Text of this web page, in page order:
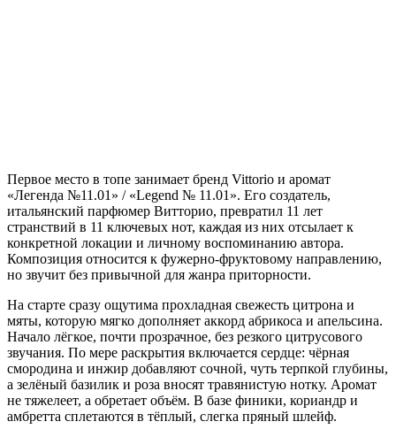
Первое место в топе занимает бренд Vittorio и аромат
«Легенда №11.01» / «Legend № 11.01». Его создатель,
итальянский парфюмер Витторио, превратил 11 лет
странствий в 11 ключевых нот, каждая из них отсылает к
конкретной локации и личному воспоминанию автора.
Композиция относится к фужерно-фруктовому направлению,
но звучит без привычной для жанра приторности.
На старте сразу ощутима прохладная свежесть цитрона и
мяты, которую мягко дополняет аккорд абрикоса и апельсина.
Начало лёгкое, почти прозрачное, без резкого цитрусового
звучания. По мере раскрытия включается сердце: чёрная
смородина и инжир добавляют сочной, чуть терпкой глубины,
а зелёный базилик и роза вносят травянистую нотку. Аромат
не тяжелеет, а обретает объём. В базе финики, кориандр и
амбретта сплетаются в тёплый, слегка пряный шлейф.